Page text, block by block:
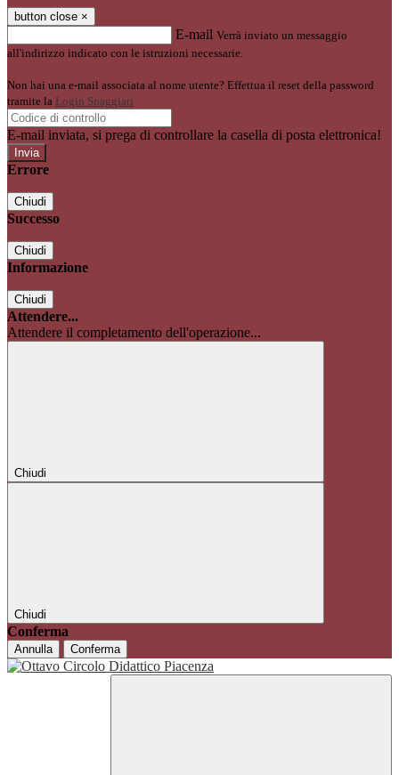
button close ×
E-mail Verrà inviato un messaggio
all'indirizzo indicato con le istruzioni necessarie.
Non hai una e-mail associata al nome utente? Effettua il reset della password
tramite la Login Spaggiari
E-mail inviata, si prega di controllare la casella di posta elettronica!
Errore
Chiudi
Successo
Chiudi
Informazione
Chiudi
Attendere...
Attendere il completamento dell'operazione...
Chiudi
Chiudi
Conferma
Annulla Conferma